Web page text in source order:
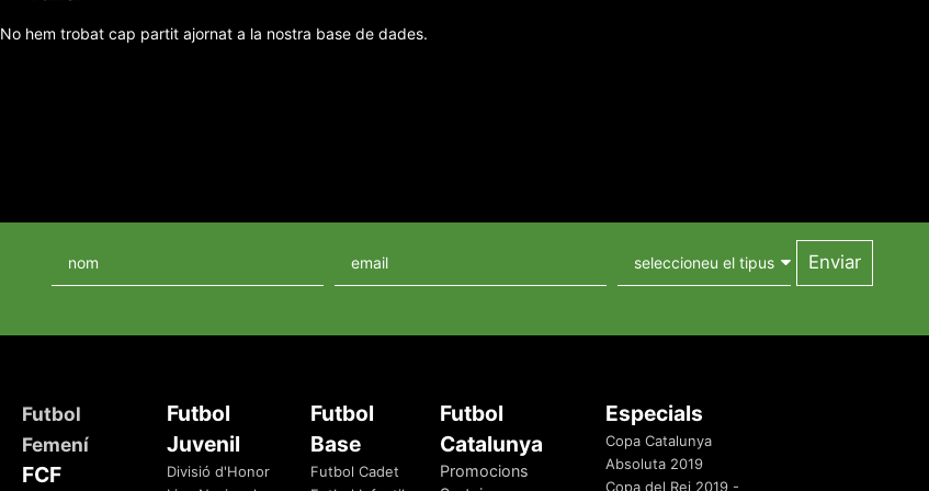
No hem trobat cap partit ajornat a la nostra base de dades.
Futbol
Femení
FCF
Futbol
Juvenil
Divisió d'Honor
Futbol
Base
Futbol Cadet
Futbol
Catalunya
Promocions
Especials
Copa Catalunya
Absoluta 2019
Copa del Rei 2019 -